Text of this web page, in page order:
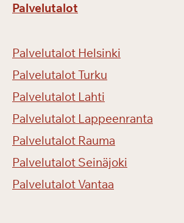
Palvelutalot
Palvelutalot Helsinki
Palvelutalot Turku
Palvelutalot Lahti
Palvelutalot Lappeenranta
Palvelutalot Rauma
Palvelutalot Seinäjoki
Palvelutalot Vantaa